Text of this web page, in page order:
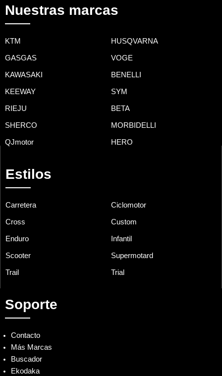
Nuestras marcas
KTM HUSQVARNA
GASGAS VOGE
KAWASAKI BENELLI
KEEWAY SYM
RIEJU BETA
SHERCO MORBIDELLI
QJmotor HERO
Estilos
Carretera Ciclomotor
Cross Custom
Enduro Infantil
Scooter Supermotard
Trail Trial
Soporte
Contacto
Más Marcas
Buscador
Ekodaka